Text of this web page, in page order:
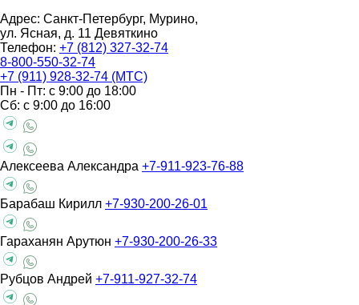
Адрес: Санкт-Петербург, Мурино,
ул. Ясная, д. 11 Девяткино
Телефон: +7 (812) 327-32-74
8-800-550-32-74
+7 (911) 928-32-74 (МТС)
Пн - Пт: с 9:00 до 18:00
Сб: с 9:00 до 16:00
Алексеева Александра +7-911-923-76-88
Барабаш Кирилл +7-930-200-26-01
Гараханян Арутюн +7-930-200-26-33
Рубцов Андрей +7-911-927-32-74